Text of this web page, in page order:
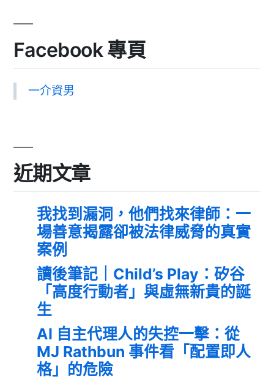
Facebook 專頁
一介資男
近期文章
我找到漏洞，他們找來律師：一
場善意揭露卻被法律威脅的真實
案例
讀後筆記｜Child’s Play：矽谷
「高度行動者」與虛無新貴的誕
生
AI 自主代理人的失控一擊：從
MJ Rathbun 事件看「配置即人
格」的危險